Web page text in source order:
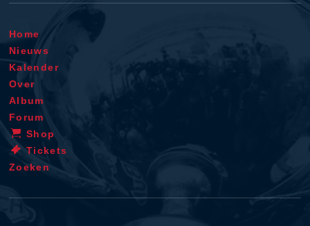
Home
Nieuws
Kalender
Over
Album
Forum
Shop
Tickets
Zoeken